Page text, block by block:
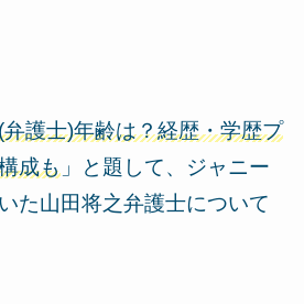
護士)年齢は？経歴・学歴プ
成も 」と題して、ジャニー
た山田将之弁護士について